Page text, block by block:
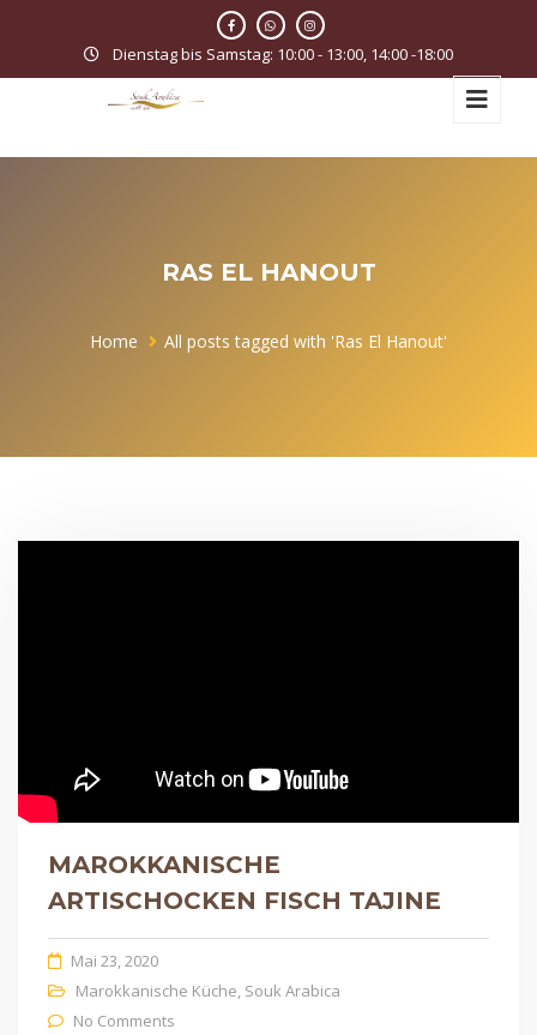
Dienstag bis Samstag: 10:00 - 13:00, 14:00 -18:00
RAS EL HANOUT
Home All posts tagged with 'Ras El Hanout'
MAROKKANISCHE
ARTISCHOCKEN FISCH TAJINE
Mai 23, 2020
Marokkanische Küche, Souk Arabica
No Comments